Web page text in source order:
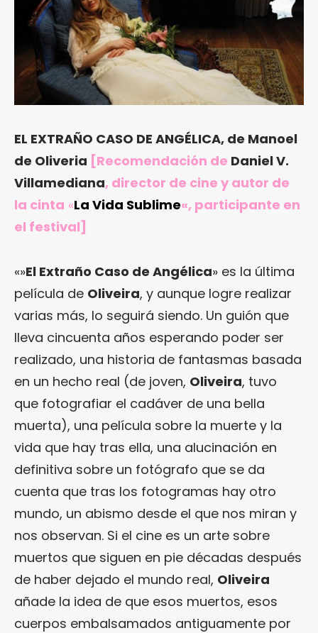
EL EXTRAÑO CASO DE ANGÉLICA, de Manoel
de Oliveria [Recomendación de Daniel V.
Villamediana, director de cine y autor de
la cinta «La Vida Sublime«, participante en
el festival]
«»El Extraño Caso de Angélica» es la última
película de Oliveira, y aunque logre realizar
varias más, lo seguirá siendo. Un guión que
lleva cincuenta años esperando poder ser
realizado, una historia de fantasmas basada
en un hecho real (de joven, Oliveira, tuvo
que fotografiar el cadáver de una bella
muerta), una película sobre la muerte y la
vida que hay tras ella, una alucinación en
definitiva sobre un fotógrafo que se da
cuenta que tras los fotogramas hay otro
mundo, un abismo desde el que nos miran y
nos observan. Si el cine es un arte sobre
muertos que siguen en pie décadas después
de haber dejado el mundo real, Oliveira
añade la idea de que esos muertos, esos
cuerpos embalsamados antiguamente por